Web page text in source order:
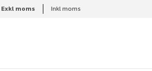
Exkl moms Inkl moms